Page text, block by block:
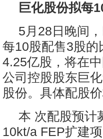
巨化股份拟每
5月28日晚间
每10股配售3股
4.25亿股，将在
公司控股股东巨
股份。具体配股价
本 次配股预计
10kt/a FEP扩建